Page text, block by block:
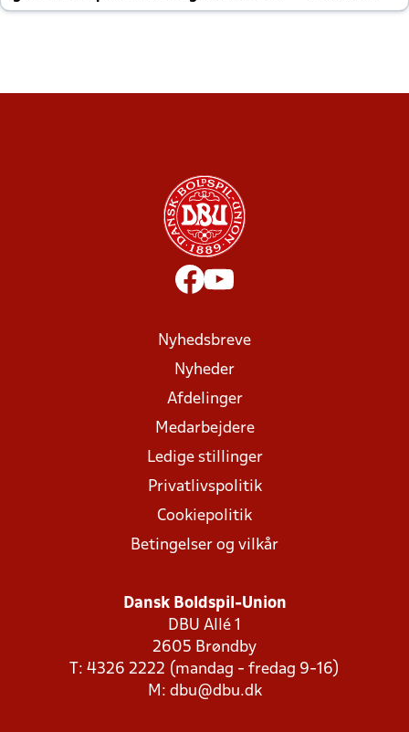
altid til efter kampe?
Nyhedsbreve
Nyheder
Afdelinger
Medarbejdere
Ledige stillinger
Privatlivspolitik
Cookiepolitik
Betingelser og vilkår
Dansk Boldspil-Union
DBU Allé 1
2605 Brøndby
T: 4326 2222 (mandag - fredag 9-16)
M: dbu@dbu.dk